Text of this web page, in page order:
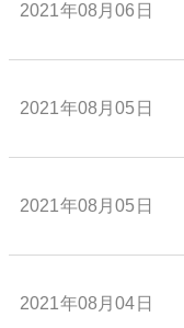
2021年08月06日
2021年08月05日
2021年08月05日
2021年08月04日